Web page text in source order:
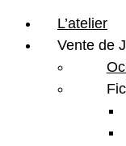
L’atelier
Vente de